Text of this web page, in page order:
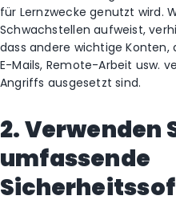
für Lernzwecke genutzt wird.
Schwachstellen aufweist,
dass andere wichtige Konten,
E-Mails, Remote-Arbeit usw.
Angriffs ausgesetzt sind.
2. Verwenden
umfassende